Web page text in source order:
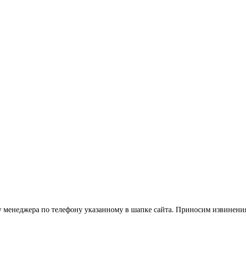
по телефону указанному в шапке сайта. Приносим